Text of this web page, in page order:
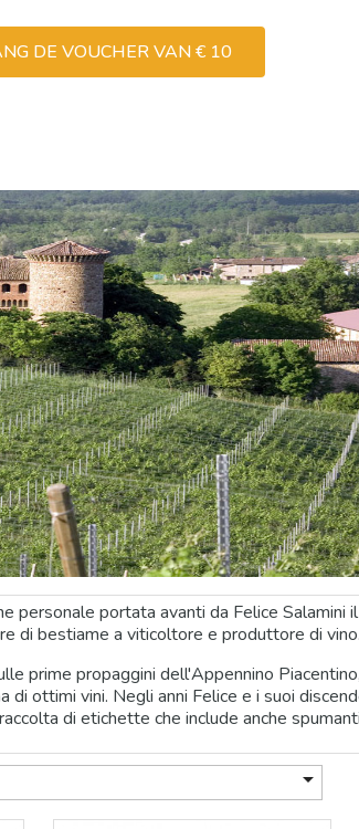
DE VOUCHER VAN € 10
personale portata avanti da Felice Salamini
di bestiame a viticoltore e produttore di vino.
prime propaggini dell'Appennino
ottimi vini. Negli anni Felice e i suoi
di etichette che include anche
